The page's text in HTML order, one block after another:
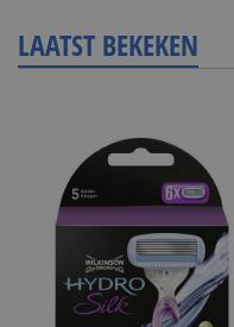
LAATST BEKEKEN